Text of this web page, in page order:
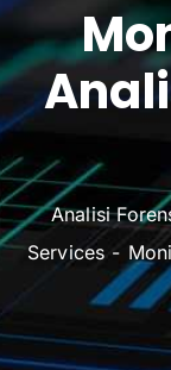
Analisi
Services